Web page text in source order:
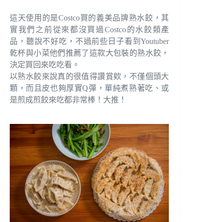
這天使用的是Costco買的義美品牌熟水餃，其
實我們之前從來都沒買過Costco的水餃類產
品，聽說不好吃，不過前些日子看到Youtuber
乾杯與小菜他們推薦了這款大包裝的熟水餃，
決定買回來吃吃看。
以熟水餃來說真的很值得讚賞欸，不僅個頭大
顆，而且皮也夠厚實Q彈，單純煮熟著吃、或
是煎成煎餃來吃都非常棒！大推！